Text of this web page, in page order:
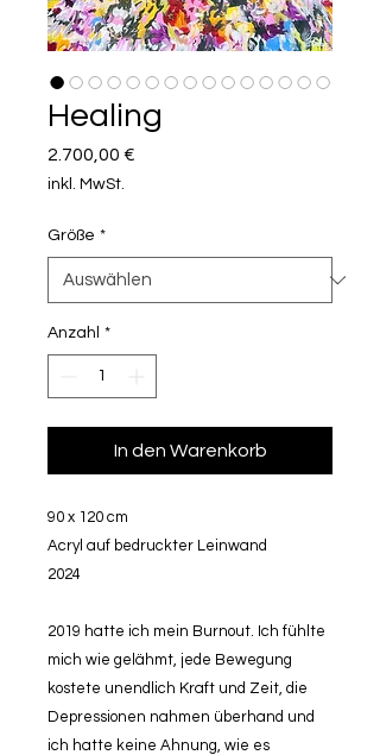
Healing
2.700,00 €
inkl. MwSt.
Größe *
Anzahl *
In den Warenkorb
90 x 120 cm
Acryl auf bedruckter Leinwand
2024
2019 hatte ich mein Burnout. Ich fühlte
mich wie gelähmt, jede Bewegung
kostete unendlich Kraft und Zeit, die
Depressionen nahmen überhand und
ich hatte keine Ahnung, wie es